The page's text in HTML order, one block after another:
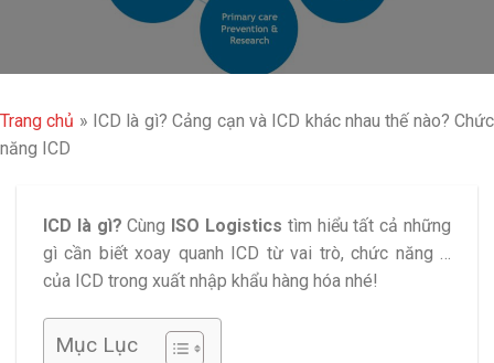
Trang chủ » ICD là gì? Cảng cạn và ICD khác nhau thế nào? Chức
năng ICD
ICD là gì? Cùng ISO Logistics tìm hiểu tất cả những
gì cần biết xoay quanh ICD từ vai trò, chức năng …
của ICD trong xuất nhập khẩu hàng hóa nhé!
Mục Lục